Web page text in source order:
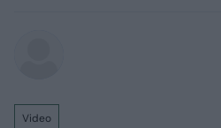
Video